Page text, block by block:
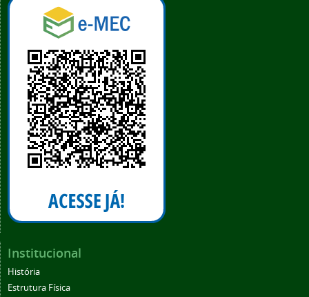
Institucional
História
Estrutura Física